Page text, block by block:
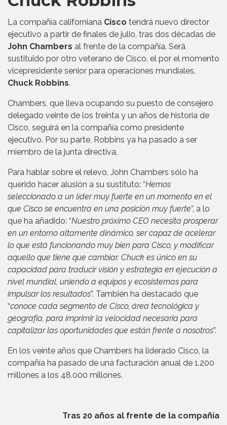
La compañía californiana Cisco tendrá nuevo director
ejecutivo a partir de finales de julio, tras dos décadas de
John Chambers al frente de la compañía. Será
sustituido por otro veterano de Cisco, el por el momento
vicepresidente senior para operaciones mundiales,
Chuck Robbins.
Chambers, que lleva ocupando su puesto de consejero
delegado veinte de los treinta y un años de historia de
Cisco, seguirá en la compañía como presidente
ejecutivo. Por su parte, Robbins ya ha pasado a ser
miembro de la junta directiva.
Para hablar sobre el relevo, John Chambers sólo ha
querido hacer alusión a su sustituto: “Hemos
seleccionado a un líder muy fuerte en un momento en el
que Cisco se encuentra en una posición muy fuerte”, a lo
que ha añadido: “Nuestro próximo CEO necesita prosperar
en un entorno altamente dinámico, ser capaz de acelerar
lo que está funcionando muy bien para Cisco, y modificar
aquello que tiene que cambiar. Chuck es único en su
capacidad para traducir visión y estrategia en ejecución a
nivel mundial, uniendo a equipos y ecosistemas para
impulsar los resultados”. También ha destacado que
“conoce cada segmento de Cisco, área tecnológica y
geografía, para imprimir la velocidad necesaria para
capitalizar las oportunidades que están frente a nosotros”.
En los veinte años que Chambers ha liderado Cisco, la
compañía ha pasado de una facturación anual de 1.200
millones a los 48.000 millones.
Tras 20 años al frente de la compañía